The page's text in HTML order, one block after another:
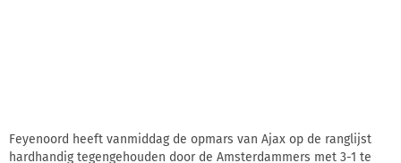
Feyenoord heeft vanmiddag de opmars van Ajax op de ranglijst
hardhandig tegengehouden door de Amsterdammers met 3-1 te